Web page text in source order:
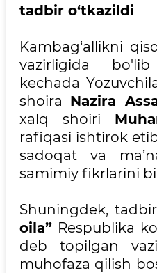
tadbir o‘tkazildi
Kambag‘allikni
vazirligida
kechada
shoira Nazira
xalq shoiri
rafiqasi ishtirok
sadoqat va
samimiy fikrlarini
Shuningdek,
oila” Respublika
deb topilgan
muhofaza qilish